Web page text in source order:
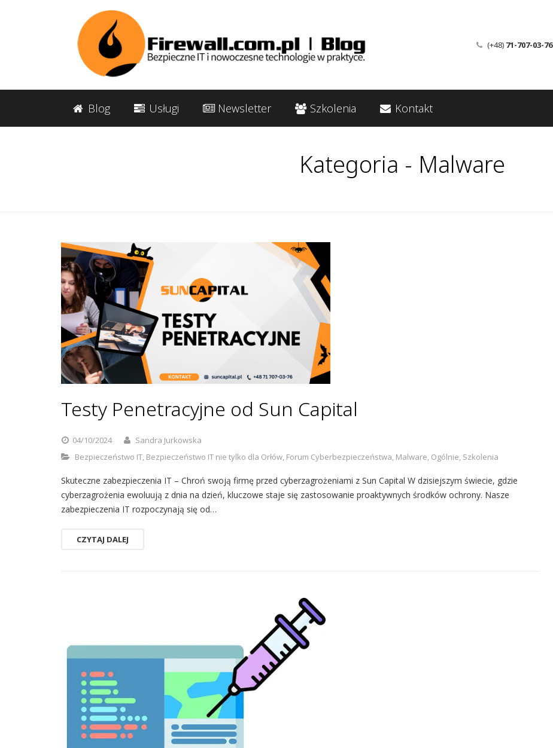
(+48) 71-707-03-76
Blog Usługi Newsletter Szkolenia Kontakt
Kategoria - Malware
Testy Penetracyjne od Sun Capital
04/10/2024
Sandra Jurkowska
Bezpieczeństwo IT, Bezpieczeństwo IT nie tylko dla Orłów, Forum Cyberbezpieczeństwa, Malware, Ogólnie, Szkolenia
Skuteczne zabezpieczenia IT – Chroń swoją firmę przed cyberzagrożeniami z Sun Capital W dzisiejszym świecie, gdzie
cyberzagrożenia ewoluują z dnia na dzień, kluczowe staje się zastosowanie proaktywnych środków ochrony. Nasze
zabezpieczenia IT rozpoczynają się od…
CZYTAJ DALEJ